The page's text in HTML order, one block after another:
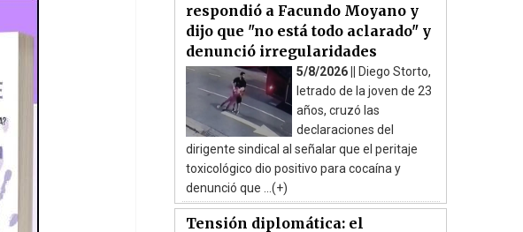
respondió a Facundo Moyano y
dijo que "no está todo aclarado" y
denunció irregularidades
5/8/2026 ||
Diego Storto,
letrado de la joven de 23
años, cruzó las
declaraciones del
dirigente sindical al señalar que el peritaje
toxicológico dio positivo para cocaína y
denunció que ...(+)
Tensión diplomática: el